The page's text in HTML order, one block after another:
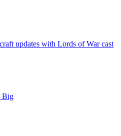
updates with Lords of War cast
Big